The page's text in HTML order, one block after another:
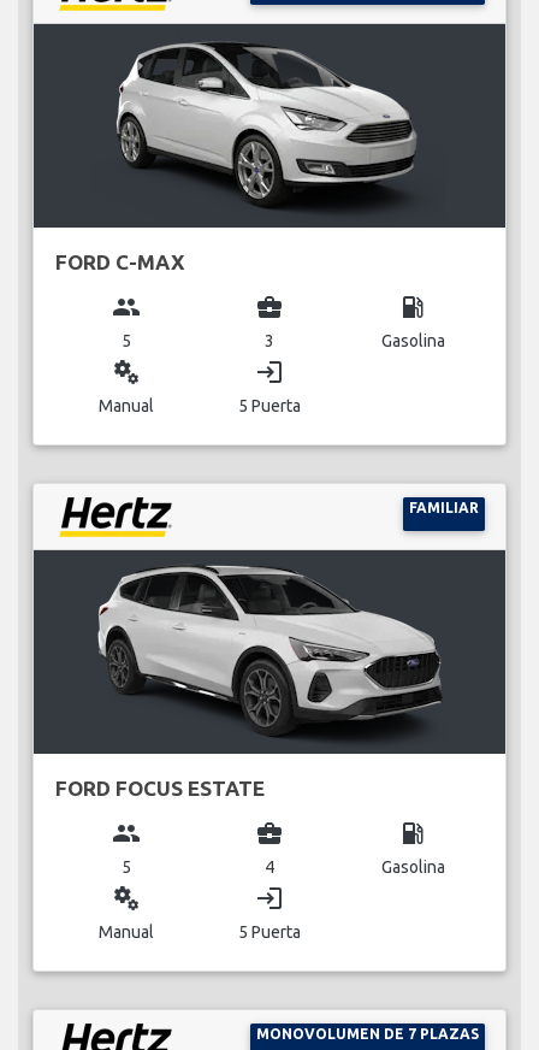
FORD C-MAX
group
5
business_center
3
local_gas_station
Gasolina
miscellaneous_services
Manual
login
5 Puerta
FAMILIAR
FORD FOCUS ESTATE
group
5
business_center
4
local_gas_station
Gasolina
miscellaneous_services
Manual
login
5 Puerta
MONOVOLUMEN DE 7 PLAZAS